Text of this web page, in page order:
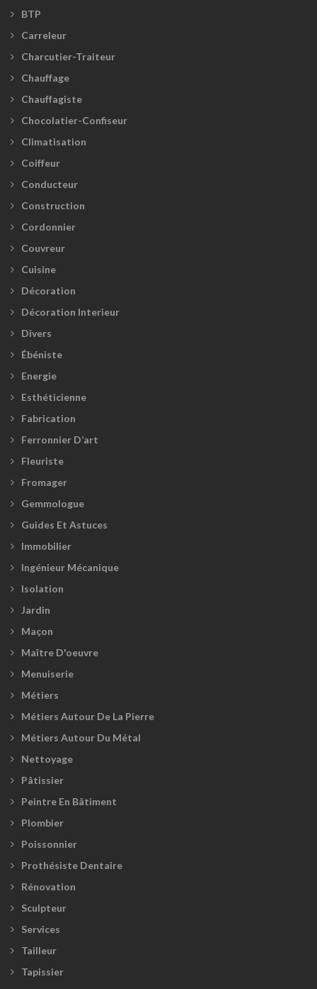
BTP
Carreleur
Charcutier-Traiteur
Chauffage
Chauffagiste
Chocolatier-Confiseur
Climatisation
Coiffeur
Conducteur
Construction
Cordonnier
Couvreur
Cuisine
Décoration
Décoration Interieur
Divers
Ébéniste
Energie
Esthéticienne
Fabrication
Ferronnier D’art
Fleuriste
Fromager
Gemmologue
Guides Et Astuces
Immobilier
Ingénieur Mécanique
Isolation
Jardin
Maçon
Maître D'oeuvre
Menuiserie
Métiers
Métiers Autour De La Pierre
Métiers Autour Du Métal
Nettoyage
Pâtissier
Peintre En Bâtiment
Plombier
Poissonnier
Prothésiste Dentaire
Rénovation
Sculpteur
Services
Tailleur
Tapissier